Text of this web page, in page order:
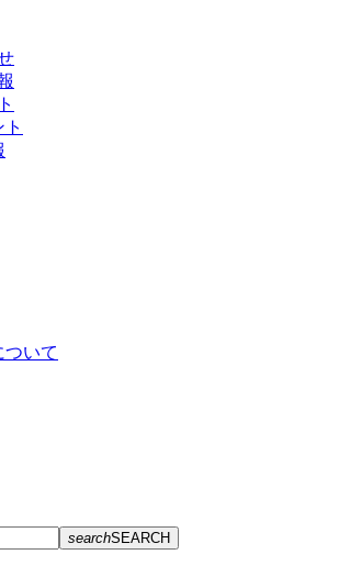
ついて
searchSEARCH